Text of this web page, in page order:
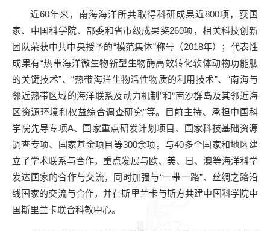
近60年来，南海海洋所共取得科研成果近800项，获国
家、中国科学院、部委和省市级成果奖260项，相关科技创新
团队荣获中共中央授予的“模范集体”称号（2018年）；代表性
成果有“热带海洋微生物新型生物酶高效转化软体动物功能肽
的关键技术”、“热带海洋生物活性物质的利用技术”、“南海与
邻近热带区域的海洋联系及动力机制”和“南沙群岛及其邻近海
区资源环境和权益综合调查研究”等。目前主持、承担中国科
学院先导专项A、国家重点研发计划项目、国家科技基础资源
调查专项、国家基金项目等300余项。与40多个国家和地区建
立了学术联系与合作，重点发展与欧、美、日、澳等海洋科学
发达国家的合作与交流，同时加强与“一带一路”、丝绸之路沿
线国家的交流与合作，并在斯里兰卡与斯方共建中国科学院中
国斯里兰卡联合科教中心。